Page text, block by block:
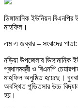
ডিঙ্গামানিক ইউনিয়ন
মাহফিল।
এম এ জব্বার – সংবাদের পাতা:
নড়িয়া উপজেলার
প্রধানমন্ত্রী ও বিএনপি
মাহফিল অনুষ্ঠিত হয়েছে।
অবস্থিত পন্ডিতসার উচ্চ
হয়।